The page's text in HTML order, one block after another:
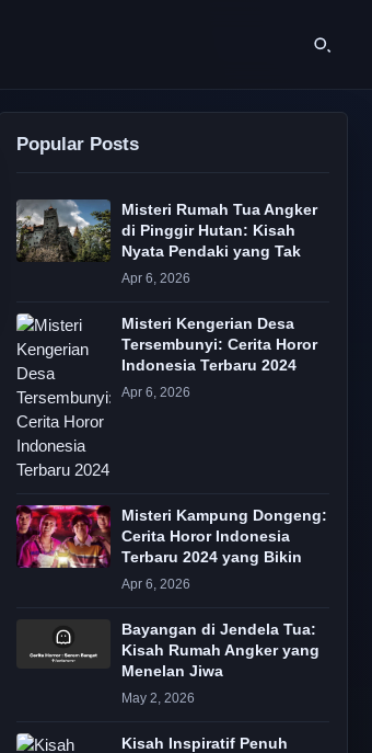
Popular Posts
Misteri Rumah Tua Angker
di Pinggir Hutan: Kisah
Nyata Pendaki yang Tak
Apr 6, 2026
Misteri Kengerian Desa
Tersembunyi: Cerita Horor
Indonesia Terbaru 2024
Apr 6, 2026
Misteri Kampung Dongeng:
Cerita Horor Indonesia
Terbaru 2024 yang Bikin
Apr 6, 2026
Bayangan di Jendela Tua:
Kisah Rumah Angker yang
Menelan Jiwa
May 2, 2026
Kisah Inspiratif Penuh